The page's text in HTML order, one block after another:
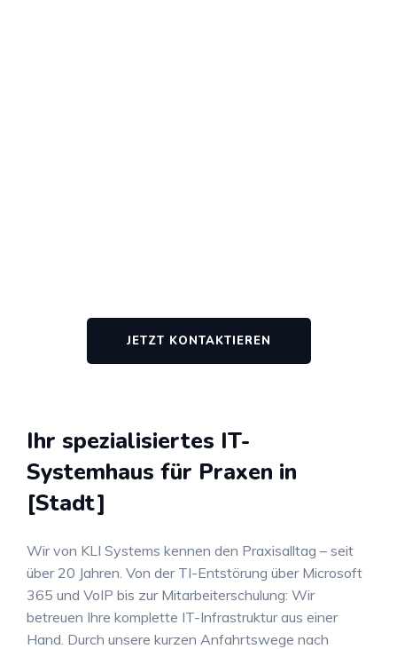
JETZT KONTAKTIEREN
Ihr spezialisiertes IT-
Systemhaus für Praxen in
[Stadt]
Wir von KLI Systems kennen den Praxisalltag – seit
über 20 Jahren. Von der TI-Entstörung über Microsoft
365 und VoIP bis zur Mitarbeiterschulung: Wir
betreuen Ihre komplette IT-Infrastruktur aus einer
Hand. Durch unsere kurzen Anfahrtswege nach